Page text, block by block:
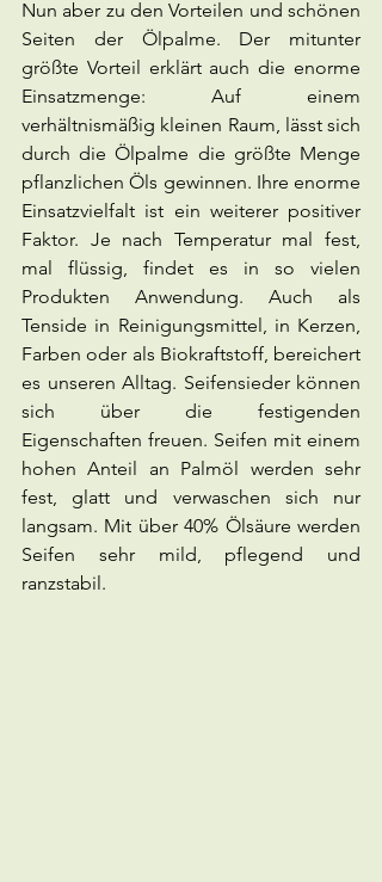
Nun aber zu den Vorteilen und schönen
Seiten der Ölpalme. Der mitunter
größte Vorteil erklärt auch die enorme
Einsatzmenge: Auf einem
verhältnismäßig kleinen Raum, lässt sich
durch die Ölpalme die größte Menge
pflanzlichen Öls gewinnen. Ihre enorme
Einsatzvielfalt ist ein weiterer positiver
Faktor. Je nach Temperatur mal fest,
mal flüssig, findet es in so vielen
Produkten Anwendung. Auch als
Tenside in Reinigungsmittel, in Kerzen,
Farben oder als Biokraftstoff, bereichert
es unseren Alltag. Seifensieder können
sich über die festigenden
Eigenschaften freuen. Seifen mit einem
hohen Anteil an Palmöl werden sehr
fest, glatt und verwaschen sich nur
langsam. Mit über 40% Ölsäure werden
Seifen sehr mild, pflegend und
ranzstabil.